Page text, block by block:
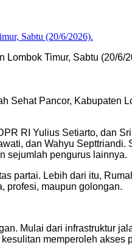
Timur, Sabtu (20/6/
Sehat Pancor, Kabupaten
RI Yulius Setiarto, dan
dan Wahyu Septtriandi.
sejumlah pengurus lainnya.
partai. Lebih dari itu,
profesi, maupun golongan.
Mulai dari infrastruktur
memperoleh akses